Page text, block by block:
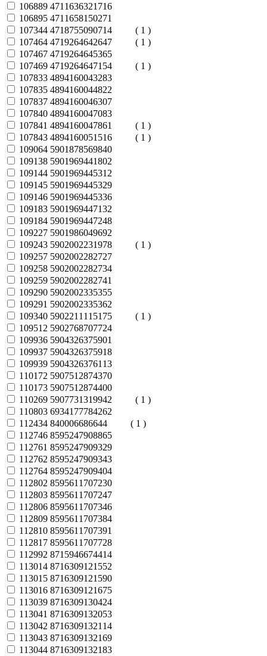
106889 4711636321716
106895 4711658150271
107344 4718755090714
( 1 )
107464 4719264642647
( 1 )
107467 4719264645365
107469 4719264647154
( 1 )
107833 4894160043283
107835 4894160044822
107837 4894160046307
107840 4894160047083
107841 4894160047861
( 1 )
107843 4894160051516
( 1 )
109064 5901878569840
109138 5901969441802
109144 5901969445312
109145 5901969445329
109146 5901969445336
109183 5901969447132
109184 5901969447248
109227 5901986049692
109243 5902002231978
( 1 )
109257 5902002282727
109258 5902002282734
109259 5902002282741
109290 5902002335355
109291 5902002335362
109340 5902211115175
( 1 )
109512 5902768707724
109936 5904326375901
109937 5904326375918
109939 5904326376113
110172 5907512874370
110173 5907512874400
110269 5907731319942
( 1 )
110803 6934177784262
112434 840006686644
( 1 )
112746 8595247908865
112761 8595247909329
112762 8595247909343
112764 8595247909404
112802 8595611707230
112803 8595611707247
112806 8595611707346
112809 8595611707384
112810 8595611707391
112817 8595611707728
112992 8715946674414
113014 8716309121552
113015 8716309121590
113016 8716309121675
113039 8716309130424
113041 8716309132053
113042 8716309132114
113043 8716309132169
113044 8716309132183